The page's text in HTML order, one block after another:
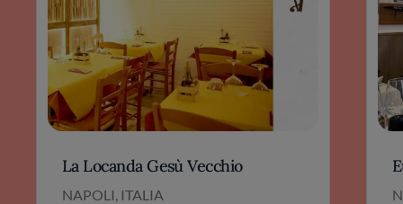
La Locanda Gesù Vecchio
NAPOLI, ITALIA